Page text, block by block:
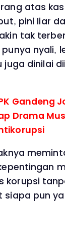
atas
pini liar
tak
nyali,
juga dinilai
Gandeng
Drama
korupsi
siapa pun